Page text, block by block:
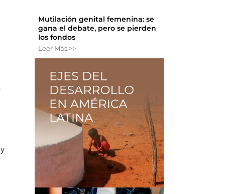
Mutilación genital femenina: se
gana el debate, pero se pierden
los fondos
Leer Más >>